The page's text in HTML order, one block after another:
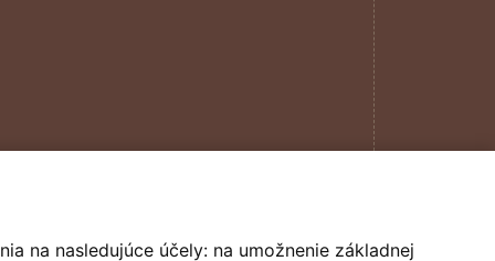
na nasledujúce účely: na umožnenie základnej